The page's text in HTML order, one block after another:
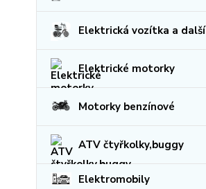
Elektrická vozítka a další
Elektrické motorky
Motorky benzínové
ATV čtyřkolky,buggy
Elektromobily